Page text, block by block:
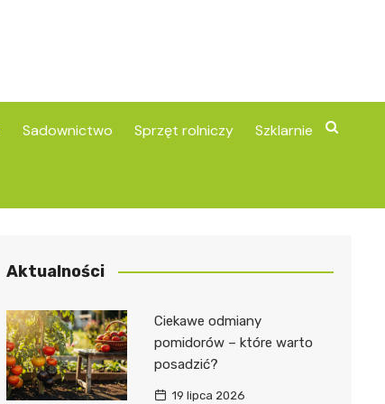
Sadownictwo Sprzęt rolniczy Szklarnie
Aktualności
Ciekawe odmiany
pomidorów – które warto
posadzić?
19 lipca 2026